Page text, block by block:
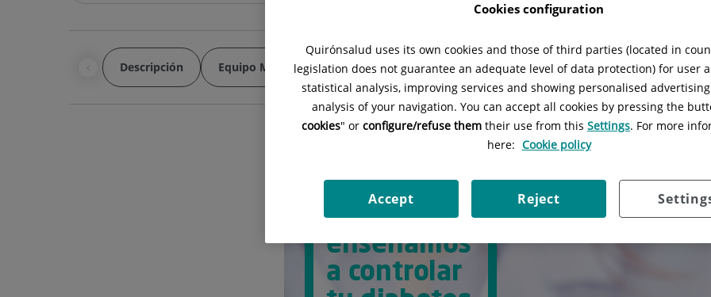
Descripción Equipo Médico Unidad cáncer de tiroides Nutrición saludable Nutrición
Cookies configuration
Quirónsalud uses its own cookies and those of third parties (located in
legislation does not guarantee an adequate level of data protection) for user
statistical analysis, improving services and showing personalised
analysis of your navigation. You can accept all cookies by pressing the
cookies" or configure/refuse them their use from this Settings. For more
here: Cookie policy
Reject
Accept